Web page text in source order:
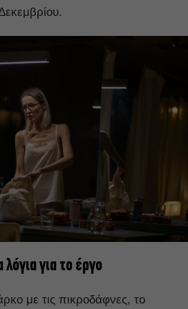
για το έργο
με τις πικροδάφνες, το